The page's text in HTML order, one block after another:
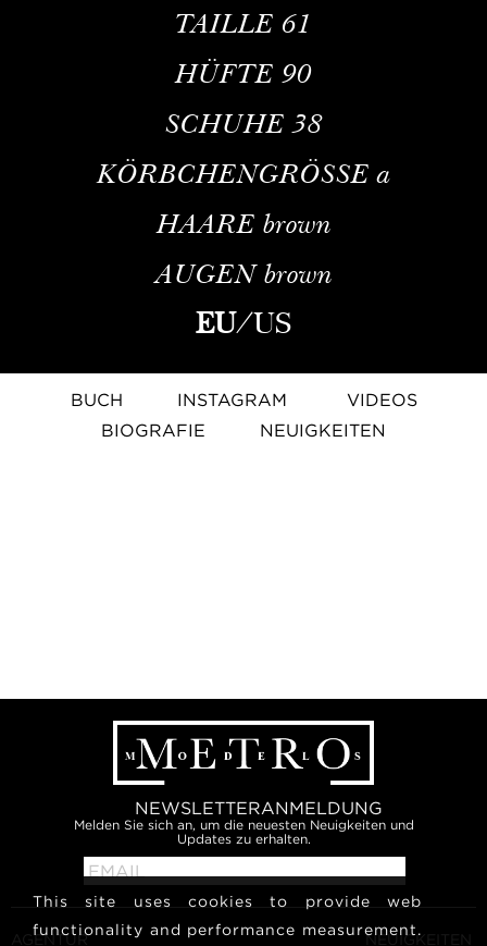
TAILLE 61
HÜFTE 90
SCHUHE38
KÖRBCHENGRÖSSE a
HAARE brown
AUGEN brown
EU/US
BUCH INSTAGRAM
VIDEOS
BIOGRAFIE
NEUIGKEITEN
NEWSLETTERANMELDUNG
Melden Sie sich an, um die neuesten Neuigkeiten und
Updates zu erhalten.
AGENTUR NEUIGKEITEN
This site uses cookies to provide web
functionality and performance measurement.